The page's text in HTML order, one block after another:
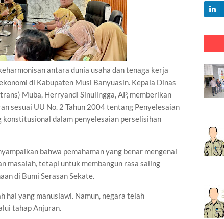
antara dunia usaha dan tenaga kerja
di Kabupaten Musi Banyuasin. Kepala Dinas
Muba, Herryandi Sinulingga, AP, memberikan
sesuai UU No. 2 Tahun 2004 tentang Penyelesaian
konstitusional dalam penyelesaian perselisihan
bahwa pemahaman yang benar mengenai
masalah, tetapi untuk membangun rasa saling
di Bumi Serasan Sekate.
hal yang manusiawi. Namun, negara telah
tahap Anjuran.